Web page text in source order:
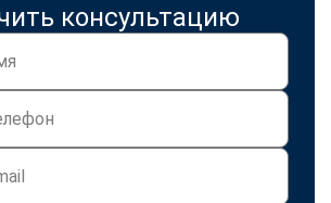
консультацию